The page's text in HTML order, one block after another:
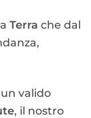
Terra che dal
valido
, il nostro